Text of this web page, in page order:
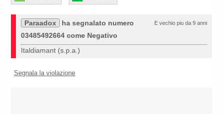
E vechio piu da 9 anni
Paraadox
ha segnalato numero
03485492664 come Negativo
Italdiamant (s.p.a.)
Segnala la violazione